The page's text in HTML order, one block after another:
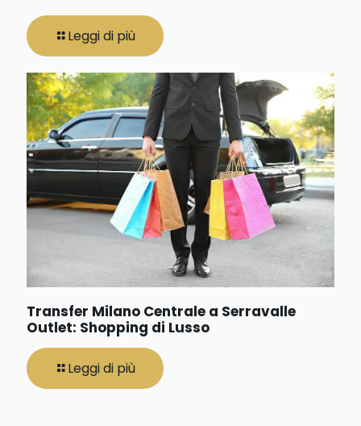
Leggi di più
Transfer Milano Centrale a Serravalle
Outlet: Shopping di Lusso
Leggi di più